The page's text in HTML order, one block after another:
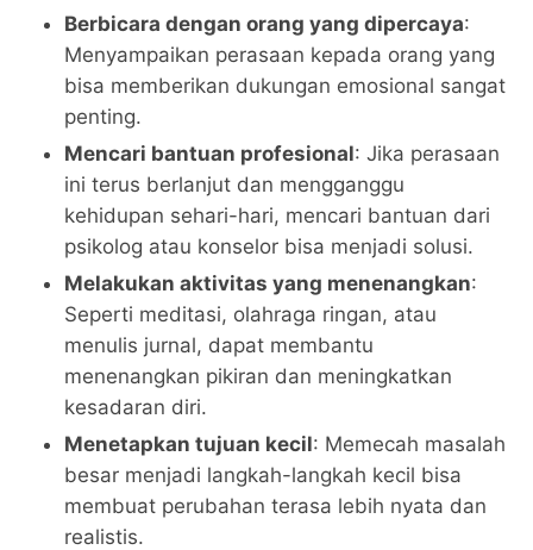
Berbicara dengan orang yang dipercaya:
Menyampaikan perasaan kepada orang yang
bisa memberikan dukungan emosional sangat
penting.
Mencari bantuan profesional: Jika perasaan
ini terus berlanjut dan mengganggu
kehidupan sehari-hari, mencari bantuan dari
psikolog atau konselor bisa menjadi solusi.
Melakukan aktivitas yang menenangkan:
Seperti meditasi, olahraga ringan, atau
menulis jurnal, dapat membantu
menenangkan pikiran dan meningkatkan
kesadaran diri.
Menetapkan tujuan kecil: Memecah masalah
besar menjadi langkah-langkah kecil bisa
membuat perubahan terasa lebih nyata dan
realistis.